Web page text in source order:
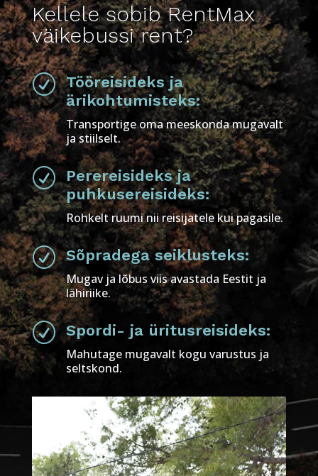
Kellele sobib RentMax
väikebussi rent?
R Tööreisideks ja
ärikohtumisteks:
Transportige oma meeskonda mugavalt
ja stiilselt.
R
Perereisideks ja
puhkusereisideks:
Rohkelt ruumi nii reisijatele kui pagasile.
R Sõpradega seiklusteks:
Mugav ja lõbus viis avastada Eestit ja
lähiriike.
R Spordi- ja üritusreisideks:
Mahutage mugavalt kogu varustus ja
seltskond.